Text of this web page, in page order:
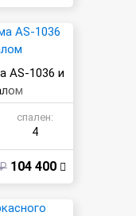
AS-1036 и
спален:
4
104 400